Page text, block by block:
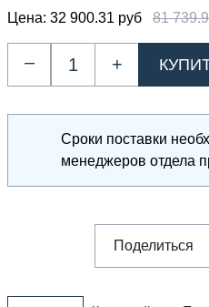
Цена: 32 900.31 руб 81
– +
Сроки поставки
менеджеров отдела
Поделиться